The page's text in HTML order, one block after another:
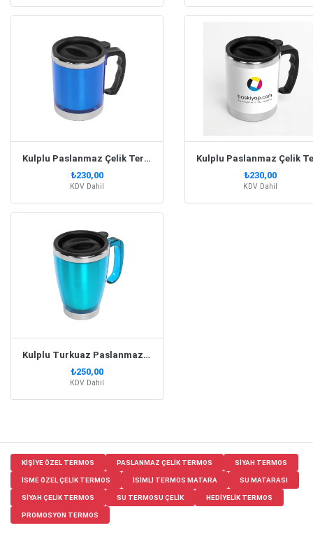
Kulplu Paslanmaz Çelik Termos Kupa 330 Ml – Lacivert
₺230,00
KDV Dahil
₺230,00
KDV Dahil
Kulplu Turkuaz Paslanmaz Çelik Termos Kupa – 415 Ml
₺250,00
KDV Dahil
KIŞIYE ÖZEL TERMOS PASLANMAZ ÇELIK TERMOS SIYAH TERMOS
ISME ÖZEL ÇELIK TERMOS ISIMLI TERMOS MATARA SU MATARASI
SIYAH ÇELIK TERMOS SU TERMOSU ÇELIK HEDIYELIK TERMOS
PROMOSYON TERMOS